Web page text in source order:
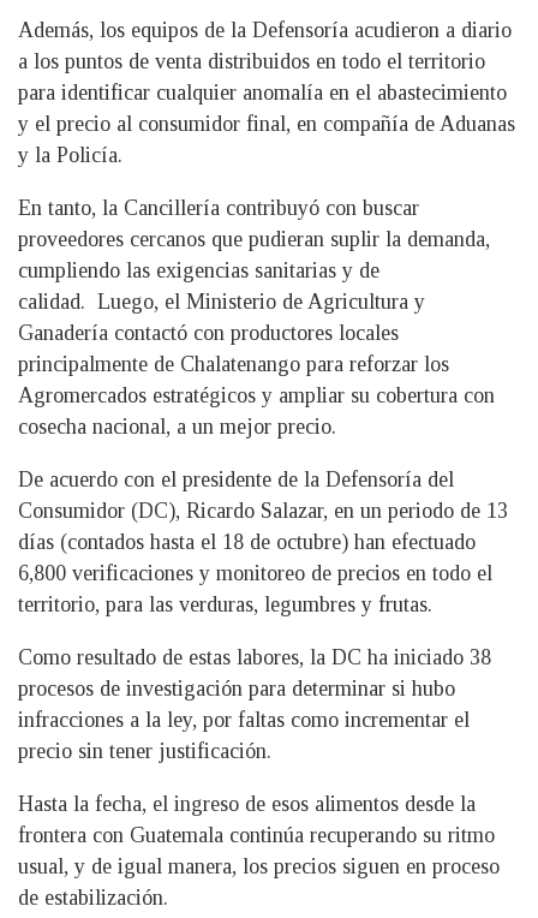
Además, los equipos de la Defensoría acudieron a diario
a los puntos de venta distribuidos en todo el territorio
para identificar cualquier anomalía en el abastecimiento
y el precio al consumidor final, en compañía de Aduanas
y la Policía.
En tanto, la Cancillería contribuyó con buscar
proveedores cercanos que pudieran suplir la demanda,
cumpliendo las exigencias sanitarias y de
calidad. Luego, el Ministerio de Agricultura y
Ganadería contactó con productores locales
principalmente de Chalatenango para reforzar los
Agromercados estratégicos y ampliar su cobertura con
cosecha nacional, a un mejor precio.
De acuerdo con el presidente de la Defensoría del
Consumidor (DC), Ricardo Salazar, en un periodo de 13
días (contados hasta el 18 de octubre) han efectuado
6,800 verificaciones y monitoreo de precios en todo el
territorio, para las verduras, legumbres y frutas.
Como resultado de estas labores, la DC ha iniciado 38
procesos de investigación para determinar si hubo
infracciones a la ley, por faltas como incrementar el
precio sin tener justificación.
Hasta la fecha, el ingreso de esos alimentos desde la
frontera con Guatemala continúa recuperando su ritmo
usual, y de igual manera, los precios siguen en proceso
de estabilización.